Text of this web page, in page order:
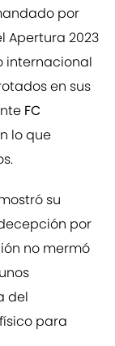
por
Apertura 2023
internacional
en sus
FC
lo que
su
por
no mermó
del
para